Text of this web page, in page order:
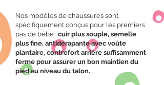
Nos modèles de chaussures sont
spécifiquement conçus pour les premiers
pas de bébé : cuir plus souple, semelle
plus fine, antidérapante avec voûte
plantaire, contrefort arrière suffisamment
ferme pour assurer un bon maintien du
pied au niveau du talon.